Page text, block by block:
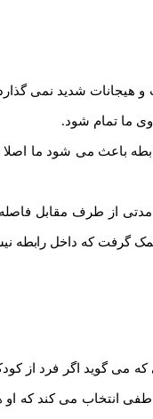
شدید نمی گذارد
ما تمام شود.
باعث می شود ما اصلا
مدتی از طرف مقابل
گرفت که داخل رابطه
می گوید اگر فرد از
انتخاب می کند که او